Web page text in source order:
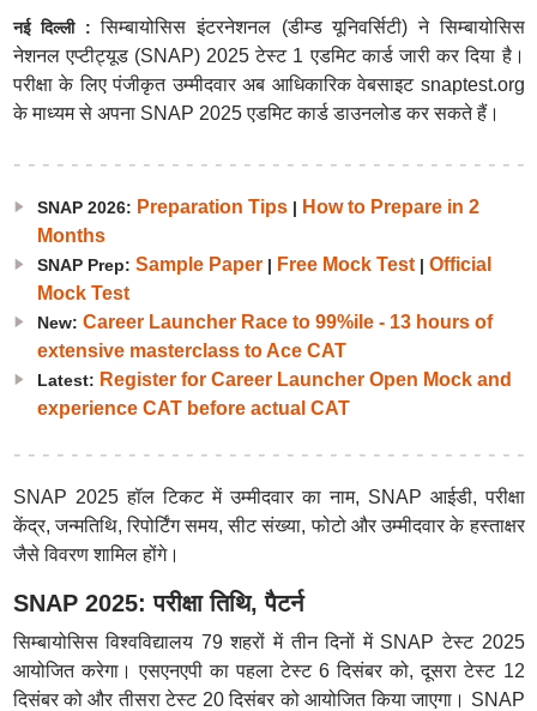
नई दिल्ली : सिम्बायोसिस इंटरनेशनल (डीम्ड यूनिवर्सिटी) ने सिम्बायोसिस
नेशनल एप्टीट्यूड (SNAP) 2025 टेस्ट 1 एडमिट कार्ड जारी कर दिया है।
परीक्षा के लिए पंजीकृत उम्मीदवार अब आधिकारिक वेबसाइट snaptest.org
के माध्यम से अपना SNAP 2025 एडमिट कार्ड डाउनलोड कर सकते हैं।
SNAP 2026: Preparation Tips| How to Prepare in 2
Months
SNAP Prep: Sample Paper| Free Mock Test| Official
Mock Test
New: Career Launcher Race to 99%ile - 13 hours of
extensive masterclass to Ace CAT
Latest: Register for Career Launcher Open Mock and
experience CAT before actual CAT
SNAP 2025 हॉल टिकट में उम्मीदवार का नाम, SNAP आईडी, परीक्षा
केंद्र, जन्मतिथि, रिपोर्टिंग समय, सीट संख्या, फोटो और उम्मीदवार के हस्ताक्षर
जैसे विवरण शामिल होंगे।
SNAP 2025: परीक्षा तिथि, पैटर्न
सिम्बायोसिस विश्वविद्यालय 79 शहरों में तीन दिनों में SNAP टेस्ट 2025
आयोजित करेगा। एसएनएपी का पहला टेस्ट 6 दिसंबर को, दूसरा टेस्ट 12
दिसंबर को और तीसरा टेस्ट 20 दिसंबर को आयोजित किया जाएगा। SNAP